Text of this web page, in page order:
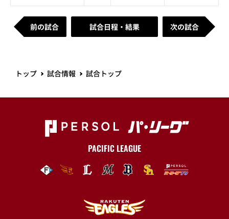
前の試合 試合日程・結果 次の試合
トップ 試合情報 試合トップ
PACIFIC LEAGUE